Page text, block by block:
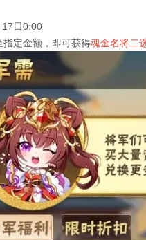
17日0:00
定金额，即可获得魂金名将二